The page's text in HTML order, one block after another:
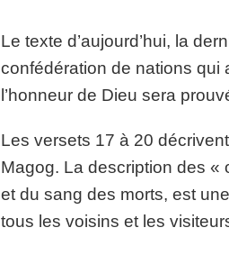
Le texte d’aujourd’hui, la
confédération de nations qui
l’honneur de Dieu sera
Les versets 17 à 20
Magog. La description des «
et du sang des morts, est
tous les voisins et les